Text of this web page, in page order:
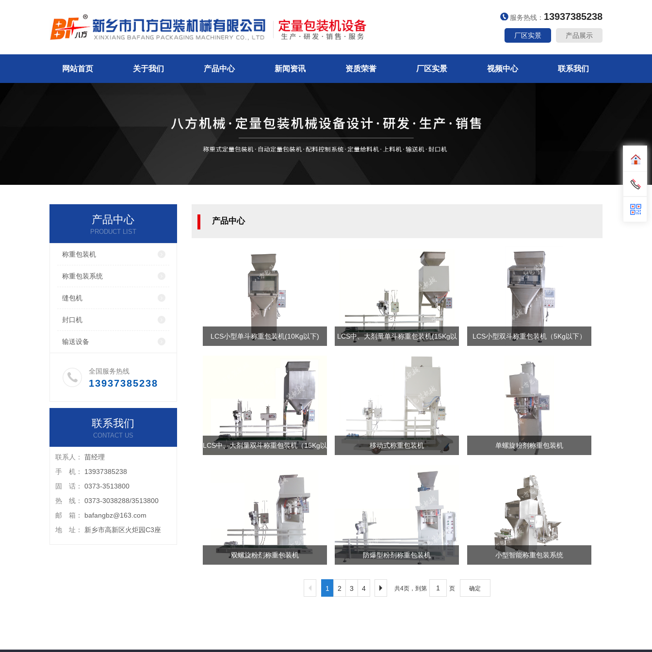
服务热线： 13937385238
产品展示
厂区实景
网站首页 关于我们 产品中心 新闻资讯 资质荣誉 厂区实景 视频中心 联系我们
产品中心
PRODUCT LIST
称重包装机
称重包装系统
缝包机
封口机
输送设备
全国服务热线
13937385238
联系我们
CONTACT US
联系人：
苗经理
手 机：
13937385238
固 话：
0373-3513800
热 线：
0373-3038288/3513800
邮 箱：
bafangbz@163.com
地 址：
新乡市高新区火炬园C3座
产品中心
LCS小型单斗称重包装机(10Kg以下) LCS中、大剂量单斗称重包装机(15Kg以 LCS小型双斗称重包装机（5Kg以下）
LCS中、大剂量双斗称重包装机（15Kg以 移动式称重包装机 单螺旋粉剂称重包装机
双螺旋粉剂称重包装机 防爆型粉剂称重包装机 小型智能称重包装系统
1 2 3 4 共4页，到第 页 确定